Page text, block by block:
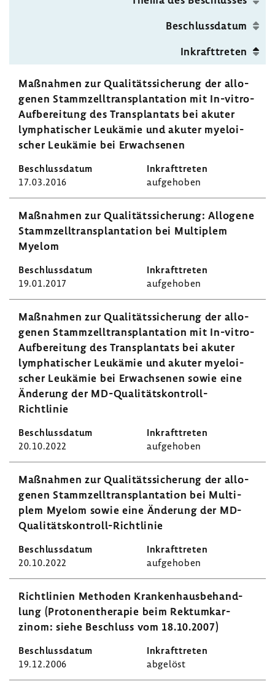
Beschluss­datum
Inkraft­treten
Maßnahmen zur Quali­täts­si­che­rung der allo­
genen Stamm­zell­trans­plan­ta­tion mit In-​vitro-
Aufbereitung des Trans­plan­tats bei akuter
lympha­ti­scher Leuk­ämie und akuter myeloi­
scher Leuk­ämie bei Erwach­senen
17.03.2016 aufge­hoben
Maßnahmen zur Quali­täts­si­che­rung: Allo­gene
Stamm­zell­trans­plan­ta­tion bei Multi­plem
Myelom
19.01.2017 aufge­hoben
Maßnahmen zur Quali­täts­si­che­rung der allo­
genen Stamm­zell­trans­plan­ta­tion mit In-​vitro-
Aufbereitung des Trans­plan­tats bei akuter
lympha­ti­scher Leuk­ämie und akuter myeloi­
scher Leuk­ämie bei Erwach­senen sowie eine
Ände­rung der MD-​Qualitätskontroll-
Richtlinie
20.10.2022 aufge­hoben
Maßnahmen zur Quali­täts­si­che­rung der allo­
genen Stamm­zell­trans­plan­ta­tion bei Multi­
plem Myelom sowie eine Ände­rung der MD-​
Qualitätskontroll-Richtlinie
20.10.2022 aufge­hoben
Richt­li­nien Methoden Kran­ken­haus­be­hand­
lung (Proto­nen­the­rapie beim Rekt­um­kar­
zinom: siehe Beschluss vom 18.10.2007)
19.12.2006 abge­löst